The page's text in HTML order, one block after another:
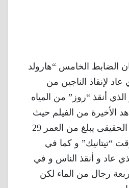
الضابط الخامس “هارولد
لإنقاذ الناجين من
أنقذ “روز” من المياه
الأخيرة من الفيلم حيث
كان ” هارولد لوي ” الحقيقى يبلغ من العمر 29
“تيتانيك” و كما في
عاد و أنقذ الناس و في
رجال من الماء لكن